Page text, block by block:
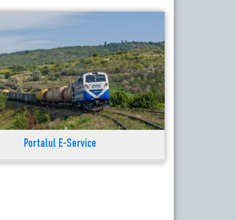
Portalul E-Service